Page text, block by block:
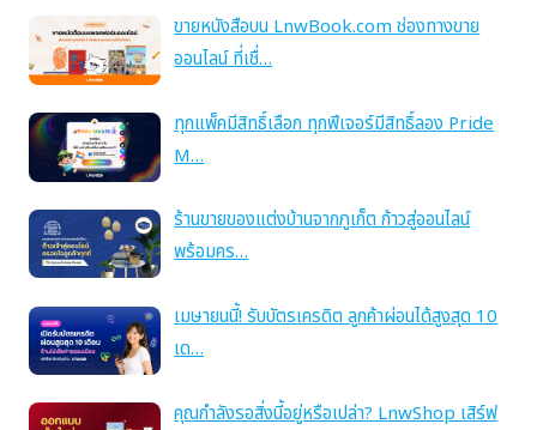
ขายหนังสือบน LnwBook.com ช่องทางขาย
ออนไลน์ ที่เชื่…
ทุกแพ็คมีสิทธิ์เลือก ทุกฟีเจอร์มีสิทธิ์ลอง Pride
M…
ร้านขายของแต่งบ้านจากภูเก็ต ก้าวสู่ออนไลน์
พร้อมคร…
เมษายนนี้! รับบัตรเครดิต ลูกค้าผ่อนได้สูงสุด 10
เด…
คุณกำลังรอสิ่งนี้อยู่หรือเปล่า? LnwShop เสิร์ฟ